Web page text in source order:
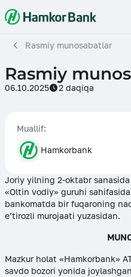
Rasmiy munosabatlar
Rasmiy
06.10.2025 2 daqiqa
Muallif:
Hamkorbank
Joriy yilning 2-oktabr
«Oltin vodiy» guruhi
bankomatda bir fuqaroning
e’tirozli murojaati yuzasidan.
Mazkur holat «Hamkorbank»
savdo bozori yonida